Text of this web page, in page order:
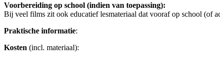
Voorbereiding op school (indien van toepassing):
Bij veel films zit ook educatief lesmateriaal dat vooraf op school (of
Praktische informatie:
Kosten (incl. materiaal):